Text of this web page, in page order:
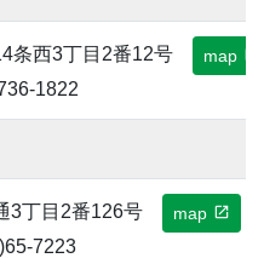
条西3丁目2番12号 map
1822
3丁目2番126号 map
7223